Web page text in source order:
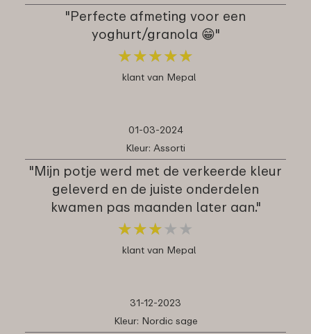
"Perfecte afmeting voor een
yoghurt/granola 😁"
★★★★★
★★★★★
klant van Mepal
01-03-2024
Kleur: Assorti
"Mijn potje werd met de verkeerde kleur
geleverd en de juiste onderdelen
kwamen pas maanden later aan."
★★★ ★ ★
★★★ ★ ★
klant van Mepal
31-12-2023
Kleur: Nordic sage